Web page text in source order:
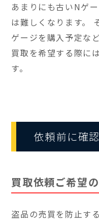
あまりにも古いNゲ
は難しくなります。
ゲージを購入予定な
買取を希望する際に
す。
依頼前に確
買取依頼ご希望
盗品の売買を防止す